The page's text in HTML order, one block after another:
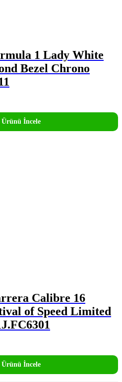
1 Lady White
Bezel Chrono
Ürünü İncele
Calibre 16
of Speed Limited
Ürünü İncele